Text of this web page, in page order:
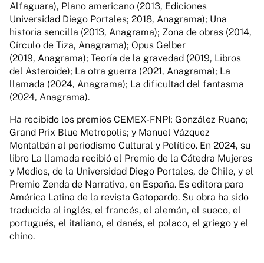
Alfaguara), Plano americano (2013, Ediciones
Universidad Diego Portales; 2018, Anagrama); Una
historia sencilla (2013, Anagrama); Zona de obras (2014,
Círculo de Tiza, Anagrama); Opus Gelber
(2019, Anagrama); Teoría de la gravedad (2019, Libros
del Asteroide); La otra guerra (2021, Anagrama); La
llamada (2024, Anagrama); La dificultad del fantasma
(2024, Anagrama).
Ha recibido los premios CEMEX-FNPI; González Ruano;
Grand Prix Blue Metropolis; y Manuel Vázquez
Montalbán al periodismo Cultural y Político. En 2024, su
libro La llamada recibió el Premio de la Cátedra Mujeres
y Medios, de la Universidad Diego Portales, de Chile, y el
Premio Zenda de Narrativa, en España. Es editora para
América Latina de la revista Gatopardo. Su obra ha sido
traducida al inglés, el francés, el alemán, el sueco, el
portugués, el italiano, el danés, el polaco, el griego y el
chino.